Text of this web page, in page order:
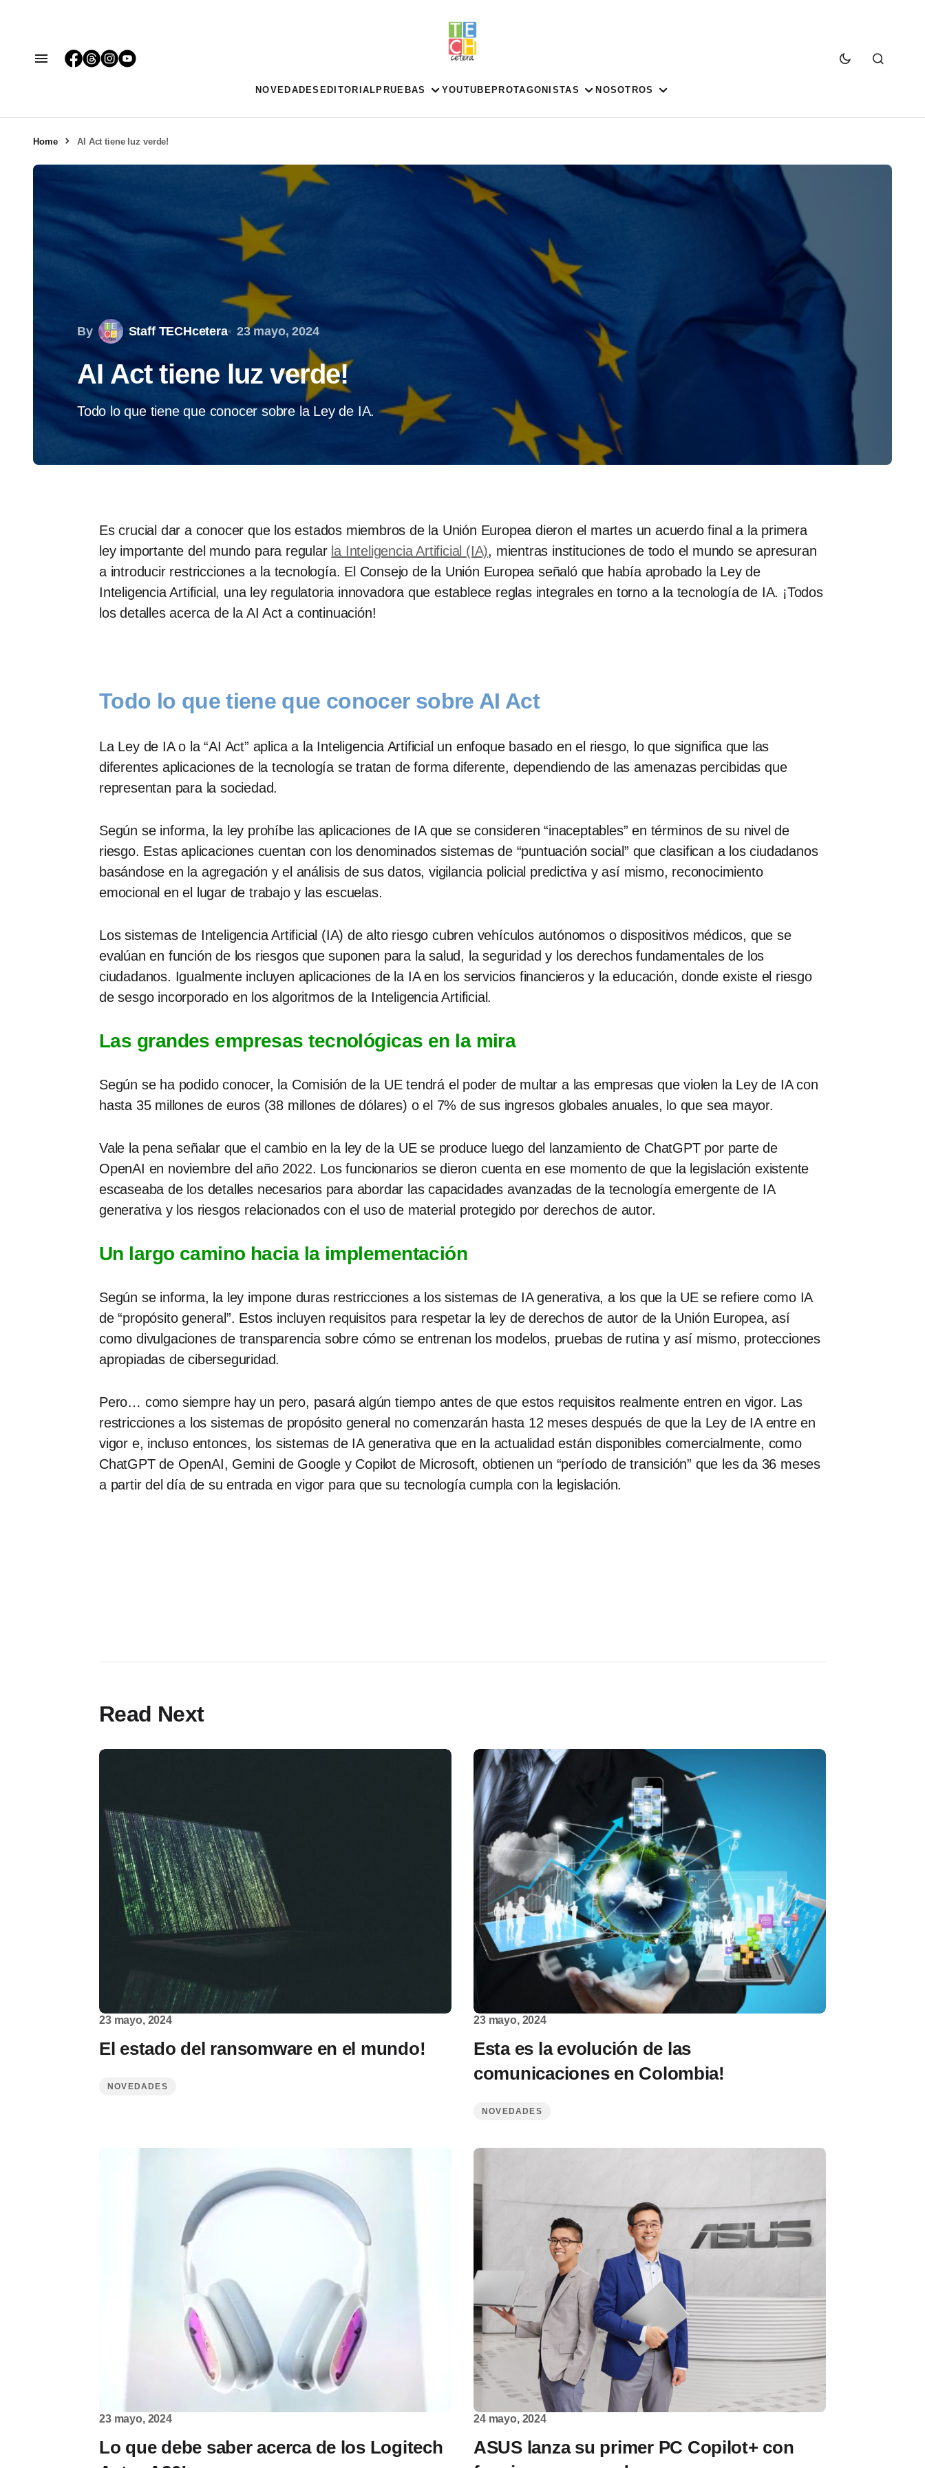
NOVEDADES EDITORIAL PRUEBAS YOUTUBE PROTAGONISTAS NOSOTROS
Home AI Act tiene luz verde!
By Staff TECHcetera 23 mayo, 2024
AI Act tiene luz verde!
Todo lo que tiene que conocer sobre la Ley de IA.
Es crucial dar a conocer que los estados miembros de la Unión Europea dieron el martes un acuerdo final a la primera
ley importante del mundo para regular la Inteligencia Artificial (IA), mientras instituciones de todo el mundo se apresuran
a introducir restricciones a la tecnología. El Consejo de la Unión Europea señaló que había aprobado la Ley de
Inteligencia Artificial, una ley regulatoria innovadora que establece reglas integrales en torno a la tecnología de IA. ¡Todos
los detalles acerca de la AI Act a continuación!
Todo lo que tiene que conocer sobre AI Act
La Ley de IA o la “AI Act” aplica a la Inteligencia Artificial un enfoque basado en el riesgo, lo que significa que las
diferentes aplicaciones de la tecnología se tratan de forma diferente, dependiendo de las amenazas percibidas que
representan para la sociedad.
Según se informa, la ley prohíbe las aplicaciones de IA que se consideren “inaceptables” en términos de su nivel de
riesgo. Estas aplicaciones cuentan con los denominados sistemas de “puntuación social” que clasifican a los ciudadanos
basándose en la agregación y el análisis de sus datos, vigilancia policial predictiva y así mismo, reconocimiento
emocional en el lugar de trabajo y las escuelas.
Los sistemas de Inteligencia Artificial (IA) de alto riesgo cubren vehículos autónomos o dispositivos médicos, que se
evalúan en función de los riesgos que suponen para la salud, la seguridad y los derechos fundamentales de los
ciudadanos. Igualmente incluyen aplicaciones de la IA en los servicios financieros y la educación, donde existe el riesgo
de sesgo incorporado en los algoritmos de la Inteligencia Artificial.
Las grandes empresas tecnológicas en la mira
Según se ha podido conocer, la Comisión de la UE tendrá el poder de multar a las empresas que violen la Ley de IA con
hasta 35 millones de euros (38 millones de dólares) o el 7% de sus ingresos globales anuales, lo que sea mayor.
Vale la pena señalar que el cambio en la ley de la UE se produce luego del lanzamiento de ChatGPT por parte de
OpenAI en noviembre del año 2022. Los funcionarios se dieron cuenta en ese momento de que la legislación existente
escaseaba de los detalles necesarios para abordar las capacidades avanzadas de la tecnología emergente de IA
generativa y los riesgos relacionados con el uso de material protegido por derechos de autor.
Un largo camino hacia la implementación
Según se informa, la ley impone duras restricciones a los sistemas de IA generativa, a los que la UE se refiere como IA
de “propósito general”. Estos incluyen requisitos para respetar la ley de derechos de autor de la Unión Europea, así
como divulgaciones de transparencia sobre cómo se entrenan los modelos, pruebas de rutina y así mismo, protecciones
apropiadas de ciberseguridad.
Pero… como siempre hay un pero, pasará algún tiempo antes de que estos requisitos realmente entren en vigor. Las
restricciones a los sistemas de propósito general no comenzarán hasta 12 meses después de que la Ley de IA entre en
vigor e, incluso entonces, los sistemas de IA generativa que en la actualidad están disponibles comercialmente, como
ChatGPT de OpenAI, Gemini de Google y Copilot de Microsoft, obtienen un “período de transición” que les da 36 meses
a partir del día de su entrada en vigor para que su tecnología cumpla con la legislación.
Read Next
23 mayo, 2024
El estado del ransomware en el mundo!
NOVEDADES
23 mayo, 2024
Esta es la evolución de las
comunicaciones en Colombia!
NOVEDADES
23 mayo, 2024
Lo que debe saber acerca de los Logitech
24 mayo, 2024
ASUS lanza su primer PC Copilot+ con